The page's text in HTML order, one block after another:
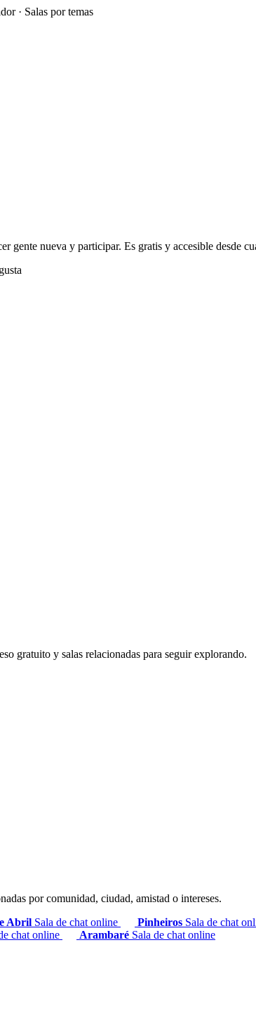
· Salas por temas
gente nueva y participar. Es gratis y accesible desde
gratuito y salas relacionadas para seguir explorando.
por comunidad, ciudad, amistad o intereses.
Abril Sala de chat online Pinheiros Sala de chat
chat online Arambaré Sala de chat online